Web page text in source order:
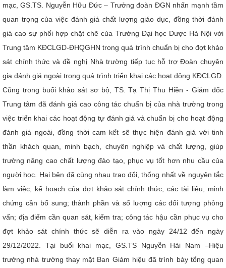
mạc, GS.TS. Nguyễn Hữu Đức – Trưởng đoàn ĐGN nhấn mạnh tầm
quan trọng của việc đánh giá chất lượng giáo dục, đồng thời đánh
giá cao sự phối hợp chặt chẽ của Trường Đại học Dược Hà Nội với
Trung tâm KĐCLGD-ĐHQGHN trong quá trình chuẩn bị cho đợt khảo
sát chính thức và đề nghị Nhà trường tiếp tục hỗ trợ Đoàn chuyên
gia đánh giá ngoài trong quá trình triển khai các hoạt động KĐCLGD.
Cũng trong buổi khảo sát sơ bộ, TS. Tạ Thị Thu Hiền - Giám đốc
Trung tâm đã đánh giá cao công tác chuẩn bị của nhà trường trong
việc triển khai các hoạt động tự đánh giá và chuẩn bị cho hoạt động
đánh giá ngoài, đồng thời cam kết sẽ thực hiện đánh giá với tinh
thần khách quan, minh bạch, chuyên nghiệp và chất lượng, giúp
trường nâng cao chất lượng đào tạo, phục vụ tốt hơn nhu cầu của
người học. Hai bên đã cùng nhau trao đổi, thống nhất về nguyên tắc
làm việc; kế hoạch của đợt khảo sát chính thức; các tài liệu, minh
chứng cần bổ sung; thành phần và số lượng các đối tượng phỏng
vấn; địa điểm cần quan sát, kiểm tra; công tác hậu cần phục vụ cho
đợt khảo sát chính thức sẽ diễn ra vào ngày 24/12 đến ngày
29/12/2022. Tại buổi khai mạc, GS.TS Nguyễn Hải Nam –Hiệu
trưởng nhà trường thay mặt Ban Giám hiệu đã trình bày tổng quan